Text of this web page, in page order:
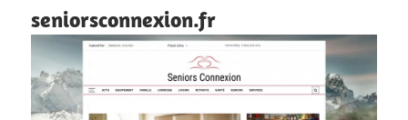
seniorsconnexion.fr